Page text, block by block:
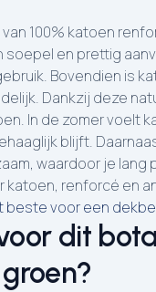
100% katoen
en prettig
Bovendien is
Dankzij deze
In de zomer voelt
blijft.
waardoor je lang
katoen, renforcé en
beste voor een
dit